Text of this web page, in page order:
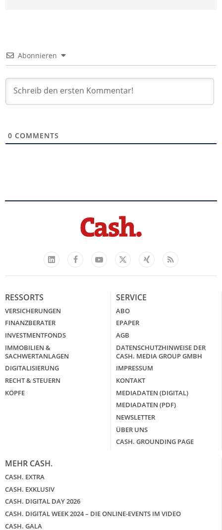
Abonnieren
0 COMMENTS
LinkedIn
FacebookYouTube
X
Xing Feed
RESSORTS
VERSICHERUNGEN
FINANZBERATER
INVESTMENTFONDS
IMMOBILIEN &
SACHWERTANLAGEN
DIGITALISIERUNG
RECHT & STEUERN
KÖPFE
SERVICE
ABO
EPAPER
AGB
DATENSCHUTZHINWEISE DER
CASH. MEDIA GROUP GMBH
IMPRESSUM
KONTAKT
MEDIADATEN (DIGITAL)
MEDIADATEN (PDF)
NEWSLETTER
ÜBER UNS
CASH. GROUNDING PAGE
MEHR CASH.
CASH. EXTRA
CASH. EXKLUSIV
CASH. DIGITAL DAY 2026
CASH. DIGITAL WEEK 2024 – DIE ONLINE-EVENTS IM VIDEO
CASH. GALA